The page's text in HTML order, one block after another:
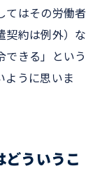
てはその労働者
契約は例外）な
できる」という
ように思いま
どういうこ